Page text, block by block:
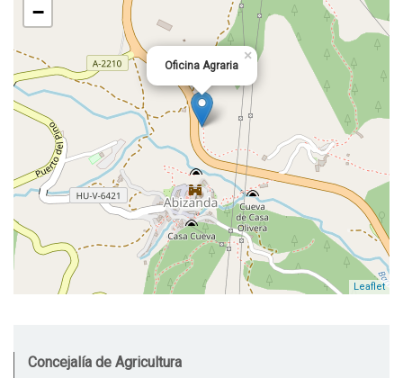
Oficina Agraria
×
−
Leaflet
Concejalía de Agricultura